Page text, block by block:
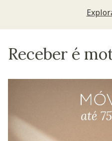
Receber é